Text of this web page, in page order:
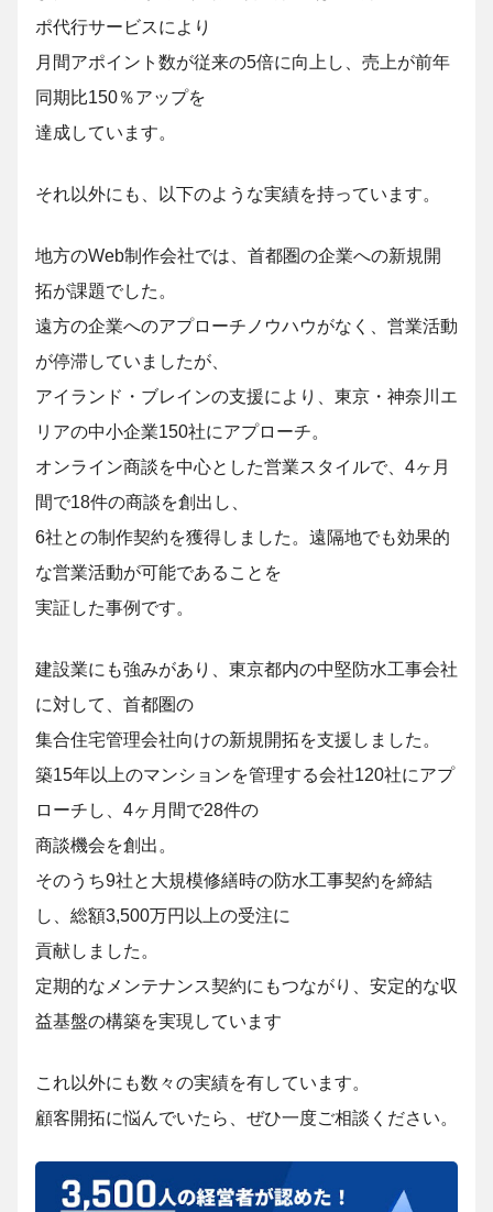
ポ代行サービスにより
月間アポイント数が従来の5倍に向上し、売上が前年
同期比150％アップを
達成しています。
それ以外にも、以下のような実績を持っています。
地方のWeb制作会社では、首都圏の企業への新規開
拓が課題でした。
遠方の企業へのアプローチノウハウがなく、営業活動
が停滞していましたが、
アイランド・ブレインの支援により、東京・神奈川エ
リアの中小企業150社にアプローチ。
オンライン商談を中心とした営業スタイルで、4ヶ月
間で18件の商談を創出し、
6社との制作契約を獲得しました。遠隔地でも効果的
な営業活動が可能であることを
実証した事例です。
建設業にも強みがあり、 東京都内の中堅防水工事会社
に対して、首都圏の
集合住宅管理会社向けの新規開拓を支援しました。
築15年以上のマンションを管理する会社120社にアプ
ローチし、4ヶ月間で28件の
商談機会を創出。
そのうち9社と大規模修繕時の防水工事契約を締結
し、総額3,500万円以上の受注に
貢献しました。
定期的なメンテナンス契約にもつながり、安定的な収
益基盤の構築を実現しています
これ以外にも数々の実績を有しています。
顧客開拓に悩んでいたら、ぜひ一度ご相談ください。